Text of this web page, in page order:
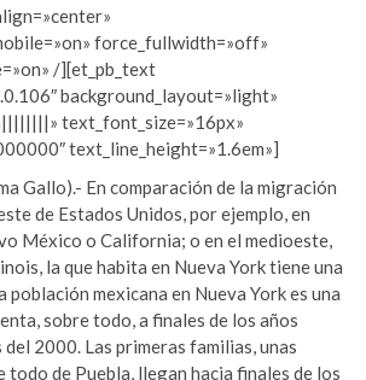
force_fullwidth=»off»
/][et_pb_text
background_layout=»light»
text_font_size=»16px»
text_line_height=»1.6em»]
Gallo).- En comparación de la migración
de Estados Unidos, por ejemplo, en
México o California; o en el medioeste,
la que habita en Nueva York tiene una
población mexicana en Nueva York es una
sobre todo, a finales de los años
2000. Las primeras familias, unas
todo de Puebla, llegan hacia finales de los